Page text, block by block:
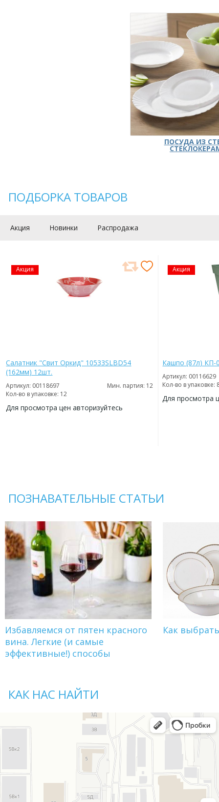
ПОСУДА ИЗ
ПОДБОРКА ТОВАРОВ
Акция Новинки Распродажа
Акция
Салатник "Свит Оркид" 10533SLBD54
(162мм) 12шт.
Артикул: 00118697
Мин. партия: 12
Кол-во в упаковке: 12
Для просмотра цен авторизуйтесь
Акция
Кашпо (87л) КП-
Артикул: 00116629
Кол-во в упаковке:
Для просмотра
ПОЗНАВАТЕЛЬНЫЕ СТАТЬИ
Избавляемся от пятен красного
вина. Легкие (и самые
эффективные!) способы
Как
КАК НАС НАЙТИ